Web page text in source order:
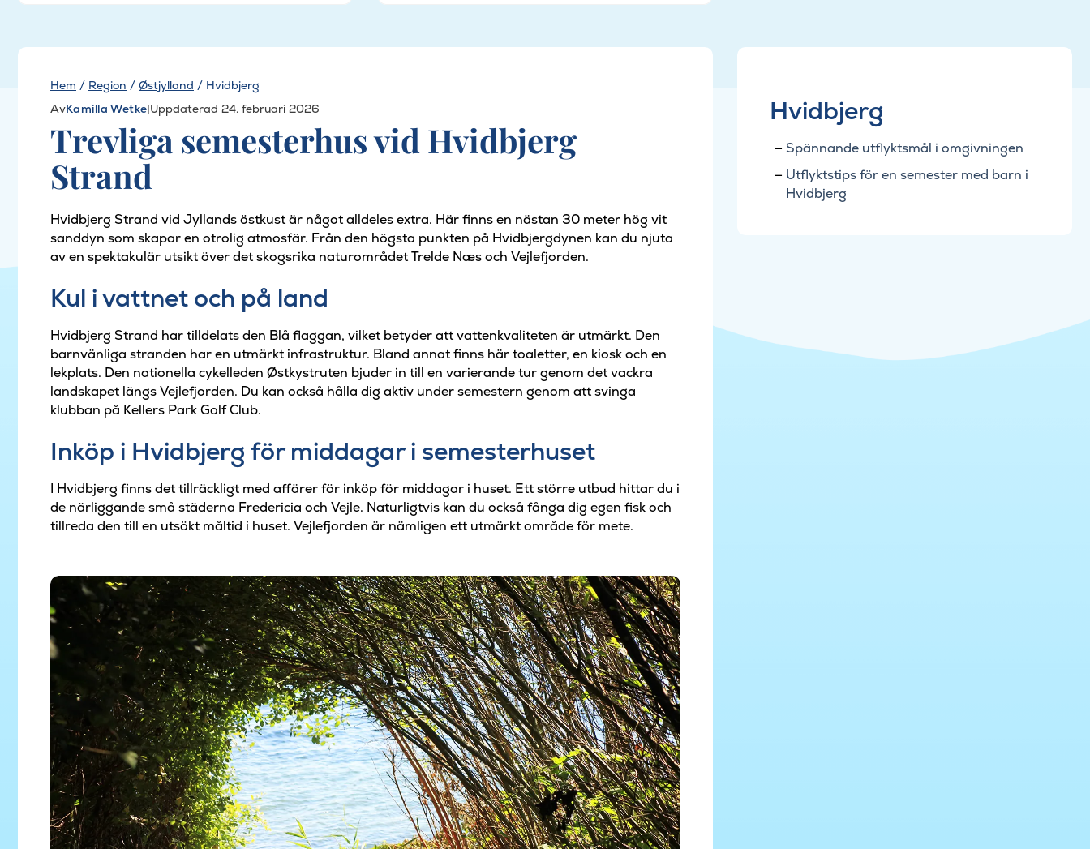
Hem / Region / Østjylland / Hvidbjerg
AvKamilla Wetke|Uppdaterad 24. februari 2026
Trevliga semesterhus vid Hvidbjerg
Strand
Hvidbjerg Strand vid Jyllands östkust är något alldeles extra. Här finns en nästan 30 meter hög vit
sanddyn som skapar en otrolig atmosfär. Från den högsta punkten på Hvidbjergdynen kan du njuta
av en spektakulär utsikt över det skogsrika naturområdet Trelde Næs och Vejlefjorden.
Kul i vattnet och på land
Hvidbjerg Strand har tilldelats den Blå flaggan, vilket betyder att vattenkvaliteten är utmärkt. Den
barnvänliga stranden har en utmärkt infrastruktur. Bland annat finns här toaletter, en kiosk och en
lekplats. Den nationella cykelleden Østkystruten bjuder in till en varierande tur genom det vackra
landskapet längs Vejlefjorden. Du kan också hålla dig aktiv under semestern genom att svinga
klubban på Kellers Park Golf Club.
Inköp i Hvidbjerg för middagar i semesterhuset
I Hvidbjerg finns det tillräckligt med affärer för inköp för middagar i huset. Ett större utbud hittar du i
de närliggande små städerna Fredericia och Vejle. Naturligtvis kan du också fånga dig egen fisk och
tillreda den till en utsökt måltid i huset. Vejlefjorden är nämligen ett utmärkt område för mete.
Hvidbjerg
Spännande utflyktsmål i omgivningen
Utflyktstips för en semester med barn i
Hvidbjerg